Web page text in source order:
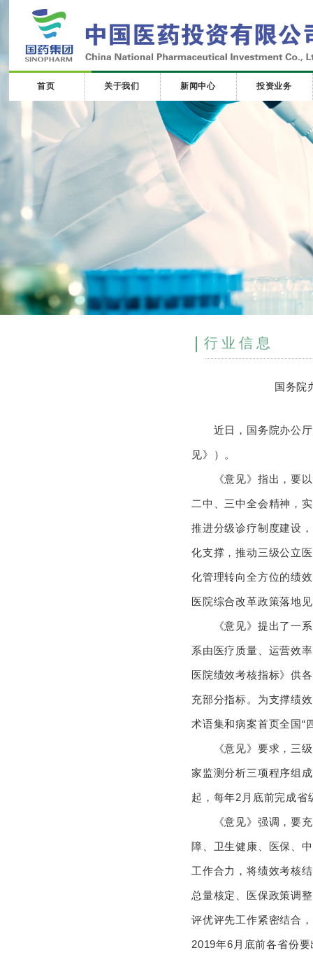
首页 关于我们 新闻中心 投资业务
行业信息
国务院
近日，国务院办公厅
见》）。
《意见》指出，要以
二中、三中全会精神，
推进分级诊疗制度建设
化支撑，推动三级公立
化管理转向全方位的绩
医院综合改革政策落地
《意见》提出了一系
系由医疗质量、运营效
医院绩效考核指标》供
充部分指标。为支撑绩
术语集和病案首页全国“
《意见》要求，三级
家监测分析三项程序组
起，每年2月底前完成
《意见》强调，要充
障、卫生健康、医保、
工作合力，将绩效考核
总量核定、医保政策调
评优评先工作紧密结合
2019年6月底前各省份